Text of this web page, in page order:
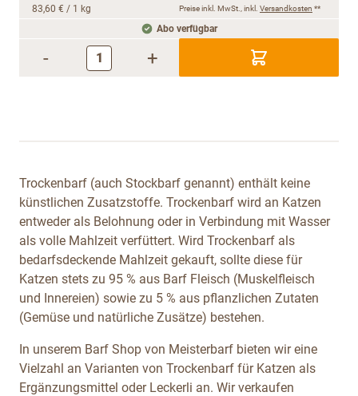
83,60 € / 1 kg Preise inkl. MwSt., inkl. Versandkosten **
Abo verfügbar
- +
Trockenbarf (auch Stockbarf genannt) enthält keine
künstlichen Zusatzstoffe. Trockenbarf wird an Katzen
entweder als Belohnung oder in Verbindung mit Wasser
als volle Mahlzeit verfüttert. Wird Trockenbarf als
bedarfsdeckende Mahlzeit gekauft, sollte diese für
Katzen stets zu 95 % aus Barf Fleisch (Muskelfleisch
und Innereien) sowie zu 5 % aus pflanzlichen Zutaten
(Gemüse und natürliche Zusätze) bestehen.
In unserem Barf Shop von Meisterbarf bieten wir eine
Vielzahl an Varianten von Trockenbarf für Katzen als
Ergänzungsmittel oder Leckerli an. Wir verkaufen